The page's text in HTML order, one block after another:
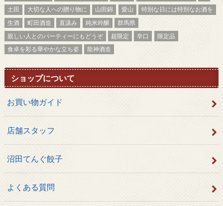
土田
大切な人への贈り物に 山田錦 愛山
特別な日には特別なお酒を
生酒
町田酒造 直汲み 純米吟醸
群馬県
親しい人とのパーティーにもどうぞ
超限定 辛口
限定品
食卓を彩る華やかな立ち姿
龍神酒造
ショップについて
お買い物ガイド
店舗スタッフ
沼田てんぐ餃子
よくある質問